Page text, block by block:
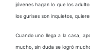
jóvenes hagan lo que los
los gurises son inquietos,
Cuando uno llega a la casa,
mucho, sin duda se logró